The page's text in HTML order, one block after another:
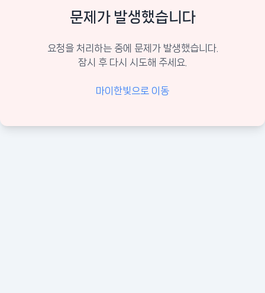
문제가 발생했습니다
요청을 처리하는 중에 문제가 발생했습니다.
잠시 후 다시 시도해 주세요.
마이한빛으로 이동